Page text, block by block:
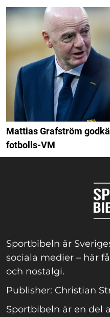
Mattias Grafström
fotbolls-VM
Sportbibeln är
sociala medier – här
och nostalgi.
Publisher: Christian
Sportbibeln är en del